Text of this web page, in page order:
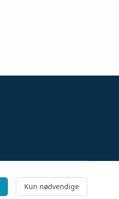
Kun nødvendige